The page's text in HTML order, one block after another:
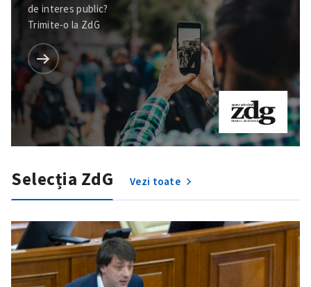
de interes public?
Trimite-o la ZdG
Selecția ZdG Vezi toate